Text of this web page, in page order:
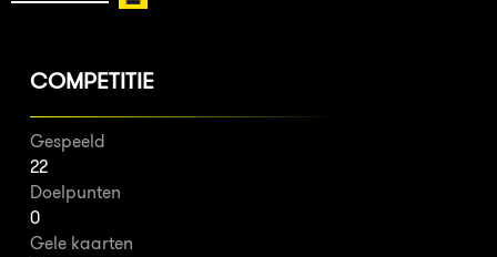
COMPETITIE
Gespeeld
22
Doelpunten
0
Gele kaarten